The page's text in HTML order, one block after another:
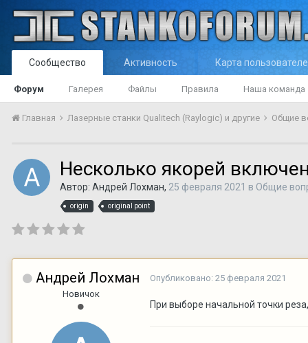
Сообщество
Форум Галерея Файлы Правила Наша команда
Активность Карта
Главная Лазерные станки Qualitech (Raylogic) и другие Общие
Несколько якорей
Автор: Андрей Лохман, 25 февраля 2021 в Общие
origin original point
Андрей Лохман
Новичок
Опубликовано: 25 февраля 2021
При выборе начальной точки